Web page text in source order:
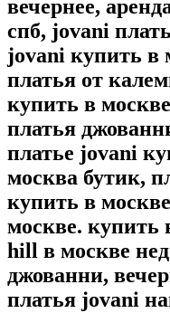
вечернее,
спб, jovani
jovani купить в
платья от
купить в
платья
платье jovani
москва бутик,
купить в
москве. купить
hill в москве
джованни,
платья jovani